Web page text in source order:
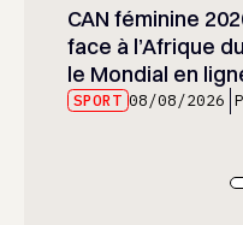
CAN féminine
face à l’Afrique
le Mondial en
SPORT 08/08/2026